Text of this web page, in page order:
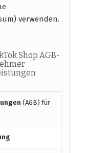
verwenden.
Shop AGB-
(AGB) für